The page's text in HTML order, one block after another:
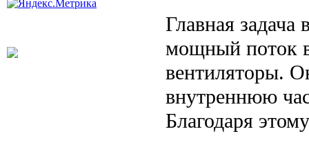
Главная
мощный поток
вентиляторы.
внутреннюю
Благодаря